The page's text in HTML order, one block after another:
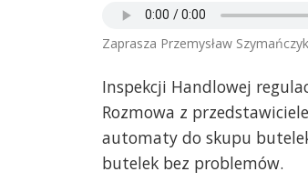
Zaprasza Przemysław Szymańczyk
Inspekcji Handlowej
Rozmowa z
automaty do skupu
butelek bez problemów.